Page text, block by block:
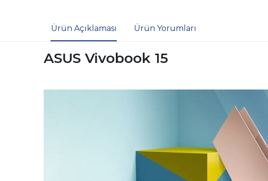
Ürün Açıklaması Ürün Yorumları
ASUS Vivobook 15